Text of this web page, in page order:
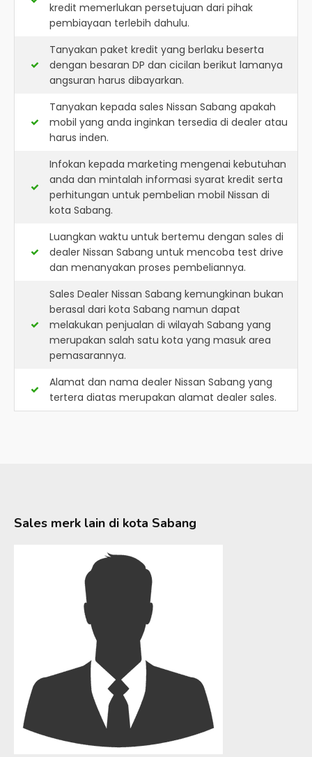
kredit memerlukan persetujuan dari pihak
pembiayaan terlebih dahulu.
Tanyakan paket kredit yang berlaku beserta
dengan besaran DP dan cicilan berikut lamanya
angsuran harus dibayarkan.
Tanyakan kepada sales Nissan Sabang apakah
mobil yang anda inginkan tersedia di dealer atau
harus inden.
Infokan kepada marketing mengenai kebutuhan
anda dan mintalah informasi syarat kredit serta
perhitungan untuk pembelian mobil Nissan di
kota Sabang.
Luangkan waktu untuk bertemu dengan sales di
dealer Nissan Sabang untuk mencoba test drive
dan menanyakan proses pembeliannya.
Sales Dealer Nissan Sabang kemungkinan bukan
berasal dari kota Sabang namun dapat
melakukan penjualan di wilayah Sabang yang
merupakan salah satu kota yang masuk area
pemasarannya.
Alamat dan nama dealer Nissan Sabang yang
tertera diatas merupakan alamat dealer sales.
Sales merk lain di kota Sabang